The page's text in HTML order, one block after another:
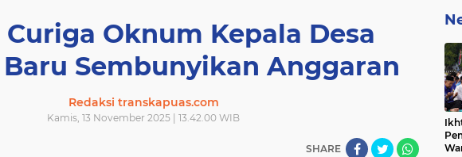
Oknum Kepala Desa
Sembunyikan Anggaran
Redaksi transkapuas.com
Kamis, 13 November 2025 | 13.42.00 WIB
SHARE